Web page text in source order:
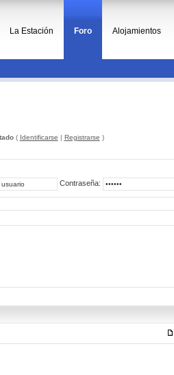
La Estación Foro Alojamientos
( Identificarse | Registrarse )
Contraseña: